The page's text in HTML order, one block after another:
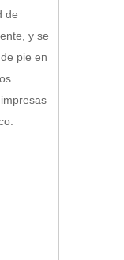
de
y se
pie en